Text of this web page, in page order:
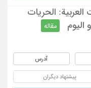
العربیة: الحریات
الیوم
مقاله
آدرس
پیشنهاد دیگران